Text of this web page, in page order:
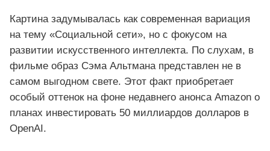
Картина задумывалась как современная вариация
на тему «Социальной сети», но с фокусом на
развитии искусственного интеллекта. По слухам, в
фильме образ Сэма Альтмана представлен не в
самом выгодном свете. Этот факт приобретает
особый оттенок на фоне недавнего анонса Amazon о
планах инвестировать 50 миллиардов долларов в
OpenAI.